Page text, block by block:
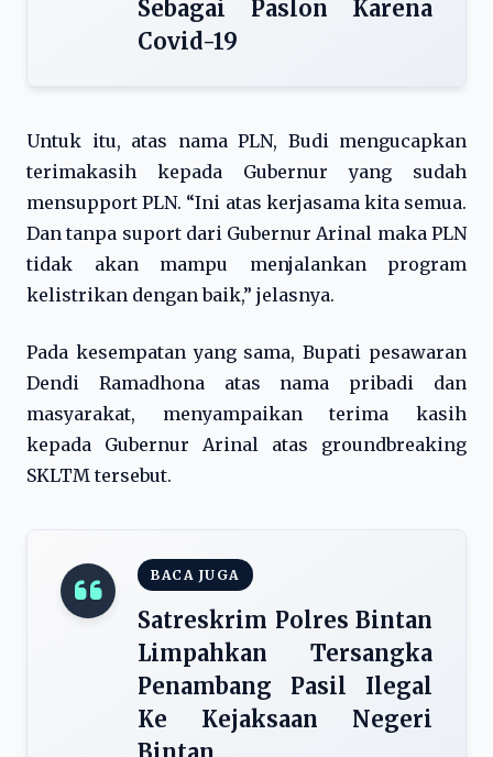
Sebagai Paslon Karena
Covid-19
Untuk itu, atas nama PLN, Budi mengucapkan
terimakasih kepada Gubernur yang sudah
mensupport PLN. “Ini atas kerjasama kita semua.
Dan tanpa suport dari Gubernur Arinal maka PLN
tidak akan mampu menjalankan program
kelistrikan dengan baik,” jelasnya.
Pada kesempatan yang sama, Bupati pesawaran
Dendi Ramadhona atas nama pribadi dan
masyarakat, menyampaikan terima kasih
kepada Gubernur Arinal atas groundbreaking
SKLTM tersebut.
BACA JUGA
Satreskrim Polres Bintan
Limpahkan Tersangka
Penambang Pasil Ilegal
Ke Kejaksaan Negeri